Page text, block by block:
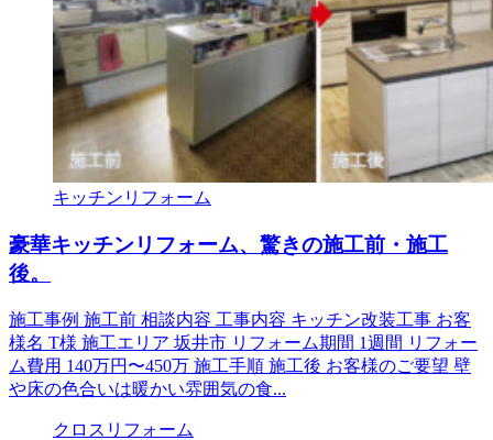
キッチンリフォーム
豪華キッチンリフォーム、驚きの施工前・施工
後。
施工事例 施工前 相談内容 工事内容 キッチン改装工事 お客
様名 T様 施工エリア 坂井市 リフォーム期間 1週間 リフォー
ム費用 140万円〜450万 施工手順 施工後 お客様のご要望 壁
や床の色合いは暖かい雰囲気の食...
クロスリフォーム